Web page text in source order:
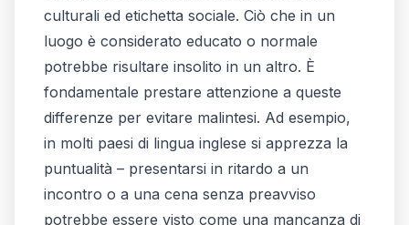
culturali ed etichetta sociale. Ciò che in un
luogo è considerato educato o normale
potrebbe risultare insolito in un altro. È
fondamentale prestare attenzione a queste
differenze per evitare malintesi. Ad esempio,
in molti paesi di lingua inglese si apprezza la
puntualità – presentarsi in ritardo a un
incontro o a una cena senza preavviso
potrebbe essere visto come una mancanza di